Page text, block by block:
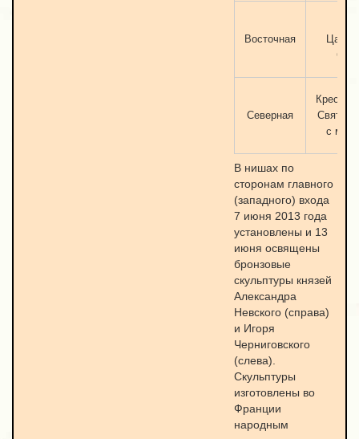
Восточная
Северная
Крест
Святой
c
В нишах по
сторонам главного
(западного) входа
7 июня 2013 года
установлены и 13
июня освящены
бронзовые
скульптуры князей
Александра
Невского (справа)
и Игоря
Черниговского
(слева).
Скульптуры
изготовлены во
Франции
народным